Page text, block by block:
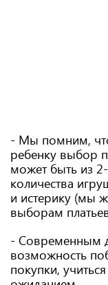
- Мы помним,
ребенку выбор
может быть из
количества
и истерику (мы
выборам
- Современным
возможность
покупки,